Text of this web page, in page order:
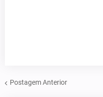
Postagem Anterior